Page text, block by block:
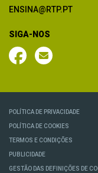
ENSINA@RTP.PT
SIGA-NOS
POLÍTICA DE PRIVACIDADE
POLÍTICA DE COOKIES
TERMOS E CONDIÇÕES
PUBLICIDADE
GESTÃO DAS DEFINIÇÕES DE